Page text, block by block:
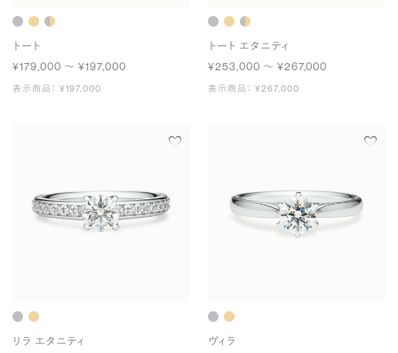
トート
¥179,000 〜 ¥197,000
表示商品： ¥197,000
トート エタニティ
¥253,000 〜 ¥267,000
表示商品： ¥267,000
リラ エタニティ ヴィラ